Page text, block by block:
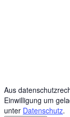
Aus
Einwilligung um
unter Datenschutz.